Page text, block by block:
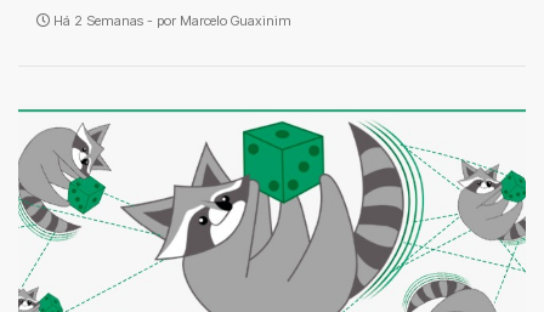
Há 2 Semanas - por Marcelo Guaxinim